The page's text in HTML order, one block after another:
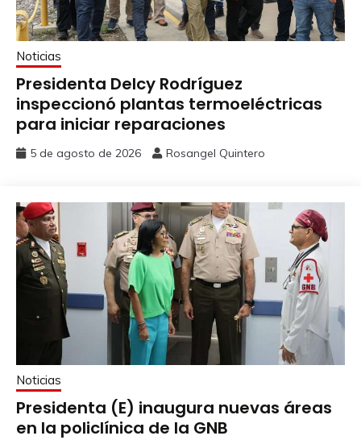
Noticias
Presidenta Delcy Rodríguez
inspeccionó plantas termoeléctricas
para iniciar reparaciones
5 de agosto de 2026 Rosangel Quintero
Noticias
Presidenta (E) inaugura nuevas áreas
en la policlínica de la GNB